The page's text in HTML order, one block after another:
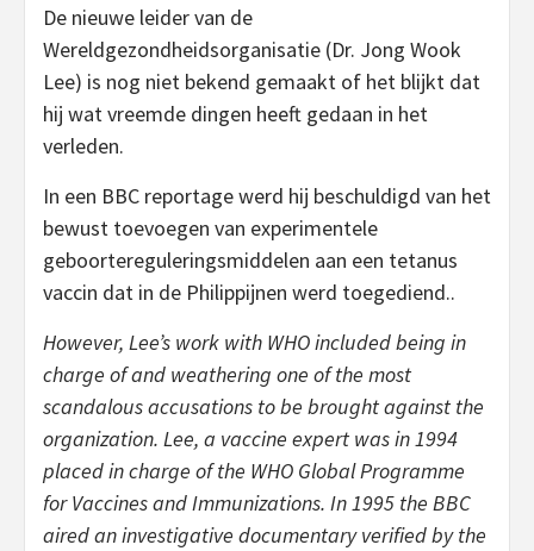
De nieuwe leider van de
Wereldgezondheidsorganisatie (Dr. Jong Wook
Lee) is nog niet bekend gemaakt of het blijkt dat
hij wat vreemde dingen heeft gedaan in het
verleden.
In een BBC reportage werd hij beschuldigd van het
bewust toevoegen van experimentele
geboortereguleringsmiddelen aan een tetanus
vaccin dat in de Philippijnen werd toegediend..
However, Lee’s work with WHO included being in
charge of and weathering one of the most
scandalous accusations to be brought against the
organization. Lee, a vaccine expert was in 1994
placed in charge of the WHO Global Programme
for Vaccines and Immunizations. In 1995 the BBC
aired an investigative documentary verified by the